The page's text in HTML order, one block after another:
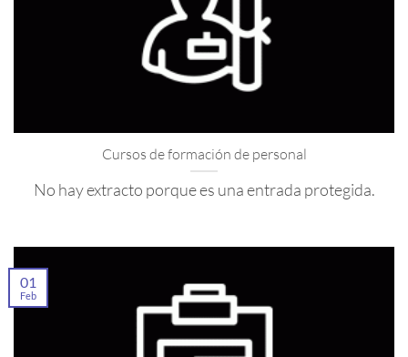
Cursos de formación de personal
No hay extracto porque es una entrada protegida.
01
Feb